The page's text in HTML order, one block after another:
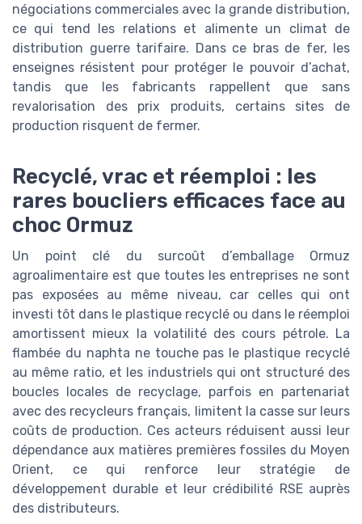
négociations commerciales avec la grande distribution,
ce qui tend les relations et alimente un climat de
distribution guerre tarifaire. Dans ce bras de fer, les
enseignes résistent pour protéger le pouvoir d’achat,
tandis que les fabricants rappellent que sans
revalorisation des prix produits, certains sites de
production risquent de fermer.
Recyclé, vrac et réemploi : les
rares boucliers efficaces face au
choc Ormuz
Un point clé du surcoût d’emballage Ormuz
agroalimentaire est que toutes les entreprises ne sont
pas exposées au même niveau, car celles qui ont
investi tôt dans le plastique recyclé ou dans le réemploi
amortissent mieux la volatilité des cours pétrole. La
flambée du naphta ne touche pas le plastique recyclé
au même ratio, et les industriels qui ont structuré des
boucles locales de recyclage, parfois en partenariat
avec des recycleurs français, limitent la casse sur leurs
coûts de production. Ces acteurs réduisent aussi leur
dépendance aux matières premières fossiles du Moyen
Orient, ce qui renforce leur stratégie de
développement durable et leur crédibilité RSE auprès
des distributeurs.